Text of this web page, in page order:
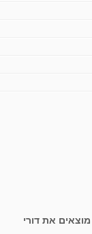
מוצאים את דורי